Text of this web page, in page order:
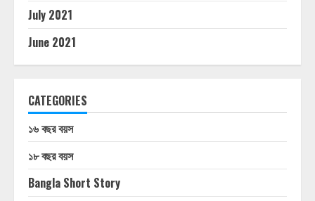
July 2021
June 2021
CATEGORIES
১৬ বছর বয়স
১৮ বছর বয়স
Bangla Short Story